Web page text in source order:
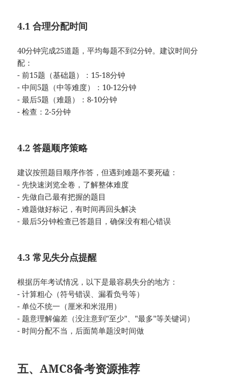
4.1 合理分配时间
40分钟完成25道题，平均每题不到2分钟。建议时间分
配：
- 前15题（基础题）：15-18分钟
- 中间5题（中等难度）：10-12分钟
- 最后5题（难题）：8-10分钟
- 检查：2-5分钟
4.2 答题顺序策略
建议按照题目顺序作答，但遇到难题不要死磕：
- 先快速浏览全卷，了解整体难度
- 先做自己最有把握的题目
- 难题做好标记，有时间再回头解决
- 最后5分钟检查已答题目，确保没有粗心错误
4.3 常见失分点提醒
根据历年考试情况，以下是最容易失分的地方：
- 计算粗心（符号错误、漏看负号等）
- 单位不统一（厘米和米混用）
- 题意理解偏差（没注意到"至少"、"最多"等关键词）
- 时间分配不当，后面简单题没时间做
五、AMC8备考资源推荐